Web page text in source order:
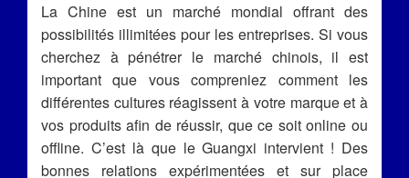
La Chine est un marché mondial offrant des
possibilités illimitées pour les entreprises. Si vous
cherchez à pénétrer le marché chinois, il est
important que vous compreniez comment les
différentes cultures réagissent à votre marque et à
vos produits afin de réussir, que ce soit online ou
offline. C’est là que le Guangxi intervient ! Des
bonnes relations expérimentées et sur place